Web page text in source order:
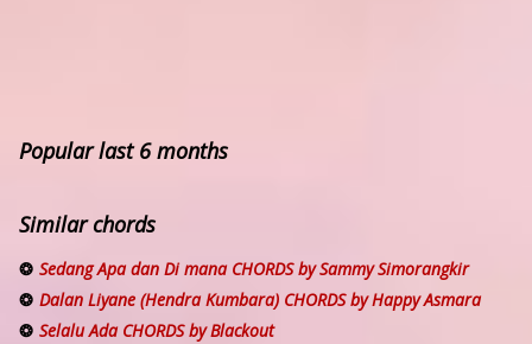
Popular last 6 months
Similar chords
Sedang Apa dan Di mana CHORDS by Sammy Simorangkir
Dalan Liyane (Hendra Kumbara) CHORDS by Happy Asmara
Selalu Ada CHORDS by Blackout